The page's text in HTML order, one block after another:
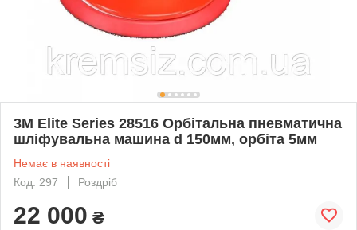
3M Elite Series 28516 Орбітальна пневматична
шліфувальна машина d 150мм, орбіта 5мм
Немає в наявності
Код: 297
Роздріб
22 000 ₴